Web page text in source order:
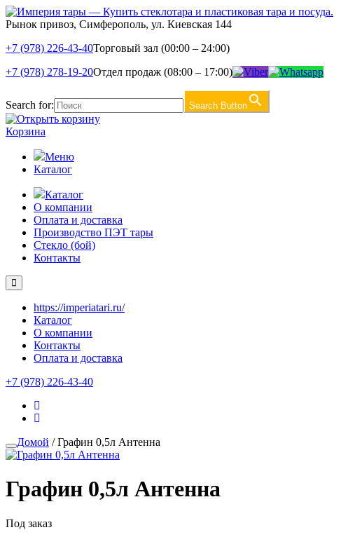
Рынок привоз, Симферополь, ул. Киевская 144
+7 (978) 226-43-40Торговый зал (00:00 – 24:00)
+7 (978) 278-19-20Отдел продаж (08:00 – 17:00)
Search for: Search Button
Корзина
Меню
Каталог
Каталог
О компании
Оплата и доставка
Производство ПЭТ тары
Стекло (бой)
Контакты
https://imperiatari.ru/
Каталог
О компании
Контакты
Оплата и доставка
+7 (978) 226-43-40
Домой / Графин 0,5л Антенна
Графин 0,5л Антенна
Под заказ